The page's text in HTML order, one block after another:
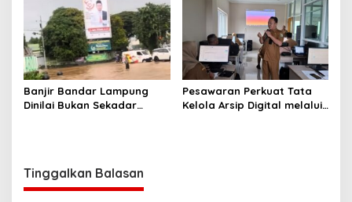
Banjir Bandar Lampung
Dinilai Bukan Sekadar
Pesawaran Perkuat Tata
Kelola Arsip Digital melalui
Tinggalkan Balasan